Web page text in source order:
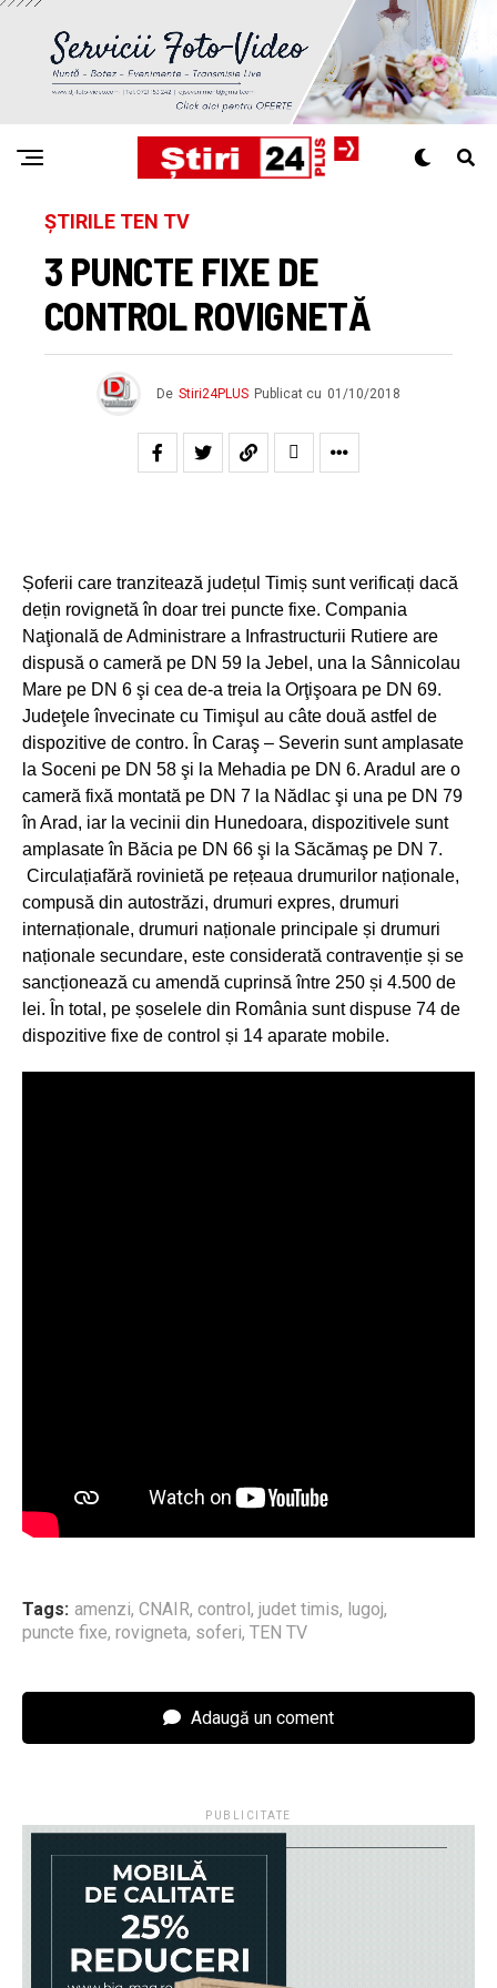
ȘTIRILE TEN TV
3 PUNCTE FIXE DE
CONTROL ROVIGNETĂ
De Stiri24PLUS Publicat cu 01/10/2018
Șoferii care tranzitează județul Timiș sunt verificați dacă
dețin rovignetă în doar trei puncte fixe. Compania
Naţională de Administrare a Infrastructurii Rutiere are
dispusă o cameră pe DN 59 la Jebel, una la Sânnicolau
Mare pe DN 6 şi cea de-a treia la Orţişoara pe DN 69.
Judeţele învecinate cu Timişul au câte două astfel de
dispozitive de contro. În Caraş – Severin sunt amplasate
la Soceni pe DN 58 şi la Mehadia pe DN 6. Aradul are o
cameră fixă montată pe DN 7 la Nădlac şi una pe DN 79
în Arad, iar la vecinii din Hunedoara, dispozitivele sunt
amplasate în Băcia pe DN 66 şi la Săcămaş pe DN 7.
Circulațiafără rovinietă pe rețeaua drumurilor naționale,
compusă din autostrăzi, drumuri expres, drumuri
internaționale, drumuri naționale principale și drumuri
naționale secundare, este considerată contravenție și se
sancționează cu amendă cuprinsă între 250 și 4.500 de
lei. În total, pe șoselele din România sunt dispuse 74 de
dispozitive fixe de control și 14 aparate mobile.
Tags: amenzi, CNAIR, control, judet timis, lugoj,
puncte fixe, rovigneta, soferi, TEN TV
Adaugă un coment
PUBLICITATE